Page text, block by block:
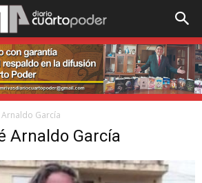
Arnaldo García
Arnaldo García